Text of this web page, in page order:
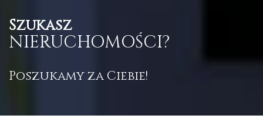
Szukasz
NIERUCHOMOŚCI?
Poszukamy za Ciebie!